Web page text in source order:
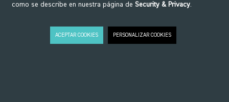
como se describe en nuestra página de Security & Privacy
ACEPTAR COOKIES PERSONALIZAR COOKIES